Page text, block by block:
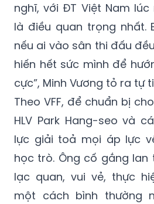
nghĩ, với ĐT Việt Nam
là điều quan trọng nhất.
nếu ai vào sân thi đấu
hiến hết sức mình để
cực”, Minh Vương tỏ ra tự
Theo VFF, để chuẩn bị
HLV Park Hang-seo và
lực giải toả mọi áp lực
học trò. Ông cố gắng lan
lạc quan, vui vẻ, thực
một cách bình thường